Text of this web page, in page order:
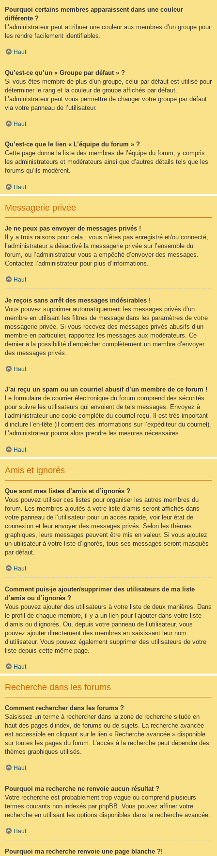
Pourquoi certains membres apparaissent dans une couleur
différente ?
L’administrateur peut attribuer une couleur aux membres d’un groupe pour
les rendre facilement identifiables.
Haut
Qu’est-ce qu’un « Groupe par défaut » ?
Si vous êtes membre de plus d’un groupe, celui par défaut est utilisé pour
déterminer le rang et la couleur de groupe affichés par défaut.
L’administrateur peut vous permettre de changer votre groupe par défaut
via votre panneau de l’utilisateur.
Haut
Qu’est-ce que le lien « L’équipe du forum » ?
Cette page donne la liste des membres de l’équipe du forum, y compris
les administrateurs et modérateurs ainsi que d’autres détails tels que les
forums qu’ils modèrent.
Haut
Messagerie privée
Je ne peux pas envoyer de messages privés !
Il y a trois raisons pour cela : vous n’êtes pas enregistré et/ou connecté,
l’administrateur a désactivé la messagerie privée sur l’ensemble du
forum, ou l’administrateur vous a empêché d’envoyer des messages.
Contactez l’administrateur pour plus d’informations.
Haut
Je reçois sans arrêt des messages indésirables !
Vous pouvez supprimer automatiquement les messages privés d’un
membre en utilisant les filtres de message dans les paramètres de votre
messagerie privée. Si vous recevez des messages privés abusifs d’un
membre en particulier, rapportez les messages aux modérateurs. Ce
dernier a la possibilité d’empêcher complètement un membre d’envoyer
des messages privés.
Haut
J’ai reçu un spam ou un courriel abusif d’un membre de ce forum !
Le formulaire de courrier électronique du forum comprend des sécurités
pour suivre les utilisateurs qui envoient de tels messages. Envoyez à
l’administrateur une copie complète du courriel reçu. Il est très important
d’inclure l’en-tête (il contient des informations sur l’expéditeur du courriel).
L’administrateur pourra alors prendre les mesures nécessaires.
Haut
Amis et ignorés
Que sont mes listes d’amis et d’ignorés ?
Vous pouvez utiliser ces listes pour organiser les autres membres du
forum. Les membres ajoutés à votre liste d’amis seront affichés dans
votre panneau de l’utilisateur pour un accès rapide, voir leur état de
connexion et leur envoyer des messages privés. Selon les thèmes
graphiques, leurs messages peuvent être mis en valeur. Si vous ajoutez
un utilisateur à votre liste d’ignorés, tous ses messages seront masqués
par défaut.
Haut
Comment puis-je ajouter/supprimer des utilisateurs de ma liste
d’amis ou d’ignorés ?
Vous pouvez ajouter des utilisateurs à votre liste de deux manières. Dans
le profil de chaque membre, il y a un lien pour l’ajouter dans votre liste
d’amis ou d’ignorés. Ou, depuis votre panneau de l’utilisateur, vous
pouvez ajouter directement des membres en saisissant leur nom
d’utilisateur. Vous pouvez également supprimer des utilisateurs de votre
liste depuis cette même page.
Haut
Recherche dans les forums
Comment rechercher dans les forums ?
Saisissez un terme à rechercher dans la zone de recherche située en
haut des pages d’index, de forums ou de sujets. La recherche avancée
est accessible en cliquant sur le lien « Recherche avancée » disponible
sur toutes les pages du forum. L’accès à la recherche peut dépendre des
thèmes graphiques utilisés.
Haut
Pourquoi ma recherche ne renvoie aucun résultat ?
Votre recherche est probablement trop vague ou comprend plusieurs
termes courants non indexés par phpBB. Vous pouvez affiner votre
recherche en utilisant les options disponibles dans la recherche avancée.
Haut
Pourquoi ma recherche renvoie une page blanche ?!